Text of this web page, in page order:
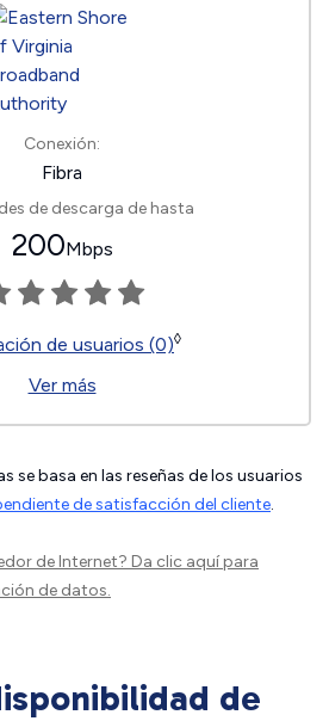
Conexión:
Fibra
de descarga de hasta
200Mbps
de usuarios (0)◊
Ver más
se basa en las reseñas de los usuarios
de satisfacción del cliente.
de Internet? Da clic aquípara
de datos.
de